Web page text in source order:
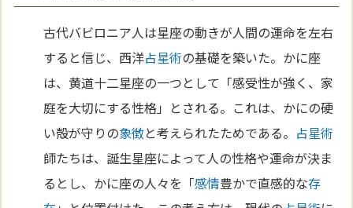
古代バビロニア人は星座の動きが人間の運命を左右
すると信じ、西洋占星術の基礎を築いた。かに座
は、黄道十二星座の一つとして「感受性が強く、家
庭を大切にする性格」とされる。これは、かにの硬
い殻が守りの象徴と考えられたためである。 占星術
師たちは、誕生星座によって人の性格や運命が決ま
るとし、かに座の人々を「感情豊かで直感的な存